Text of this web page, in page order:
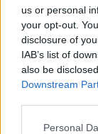
us or personal
your opt-out.
disclosure of
IAB’s list of
also be
Downstream
Personal
tähti Dominik